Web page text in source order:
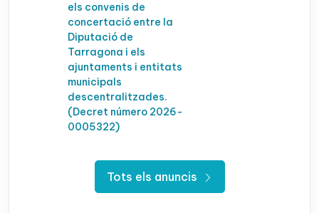
els convenis de
concertació entre la
Diputació de
Tarragona i els
ajuntaments i entitats
municipals
descentralitzades.
(Decret número 2026-
0005322)
Tots els anuncis